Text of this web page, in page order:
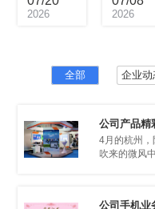
三等奖
2026 2026
全部 企业动
信息博览会